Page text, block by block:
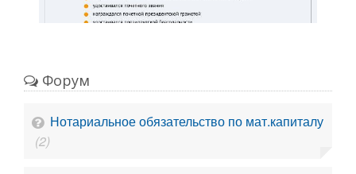
Форум
Нотариальное обязательство по мат.капиталу
(2)